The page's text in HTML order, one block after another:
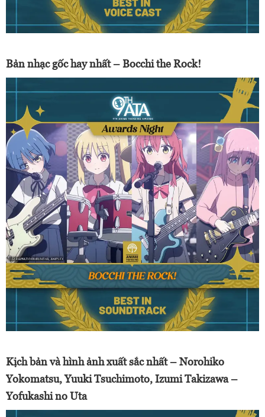
Bản nhạc gốc hay nhất – Bocchi the Rock!
Kịch bản và hình ảnh xuất sắc nhất – Norohiko
Yokomatsu, Yuuki Tsuchimoto, Izumi Takizawa –
Yofukashi no Uta